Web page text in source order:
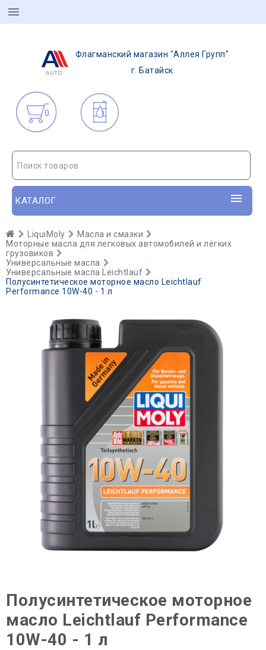
Флагманский магазин "Аллея Групп"
г. Батайск
0
Поиск товаров
КАТАЛОГ
LiquiMoly
Масла и смазки
Моторные масла для легковых автомобилей и лёгких
грузовиков
Универсальные масла
Универсальные масла Leichtlauf
Полусинтетическое моторное масло Leichtlauf
Performance 10W-40 - 1 л
Полусинтетическое моторное
масло Leichtlauf Performance
10W-40 - 1 л